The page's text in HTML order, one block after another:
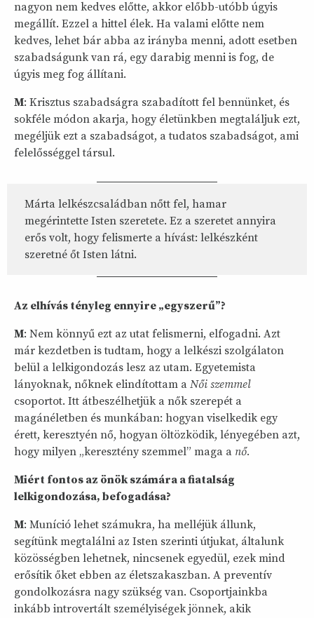
nagyon nem kedves előtte, akkor előbb-utóbb úgyis
megállít. Ezzel a hittel élek. Ha valami előtte nem
kedves, lehet bár abba az irányba menni, adott esetben
szabadságunk van rá, egy darabig menni is fog, de
úgyis meg fog állítani.
M: Krisztus szabadságra szabadított fel bennünket, és
sokféle módon akarja, hogy életünkben megtaláljuk ezt,
megéljük ezt a szabadságot, a tudatos szabadságot, ami
felelősséggel társul.
Márta lelkészcsaládban nőtt fel, hamar
megérintette Isten szeretete. Ez a szeretet annyira
erős volt, hogy felismerte a hívást: lelkészként
szeretné őt Isten látni.
Az elhívás tényleg ennyire „egyszerű”?
M: Nem könnyű ezt az utat felismerni, elfogadni. Azt
már kezdetben is tudtam, hogy a lelkészi szolgálaton
belül a lelkigondozás lesz az utam. Egyetemista
lányoknak, nőknek elindítottam a Női szemmel
csoportot. Itt átbeszélhetjük a nők szerepét a
magánéletben és munkában: hogyan viselkedik egy
érett, keresztyén nő, hogyan öltözködik, lényegében azt,
hogy milyen „keresztény szemmel” maga a nő.
Miért fontos az önök számára a fiatalság
lelkigondozása, befogadása?
M: Muníció lehet számukra, ha melléjük állunk,
segítünk megtalálni az Isten szerinti útjukat, általunk
közösségben lehetnek, nincsenek egyedül, ezek mind
erősítik őket ebben az életszakaszban. A preventív
gondolkozásra nagy szükség van. Csoportjainkba
inkább introvertált személyiségek jönnek, akik